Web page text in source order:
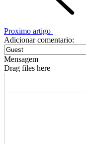
Proximo artigo
Adicionar comentario:
Mensagem
Drag files here